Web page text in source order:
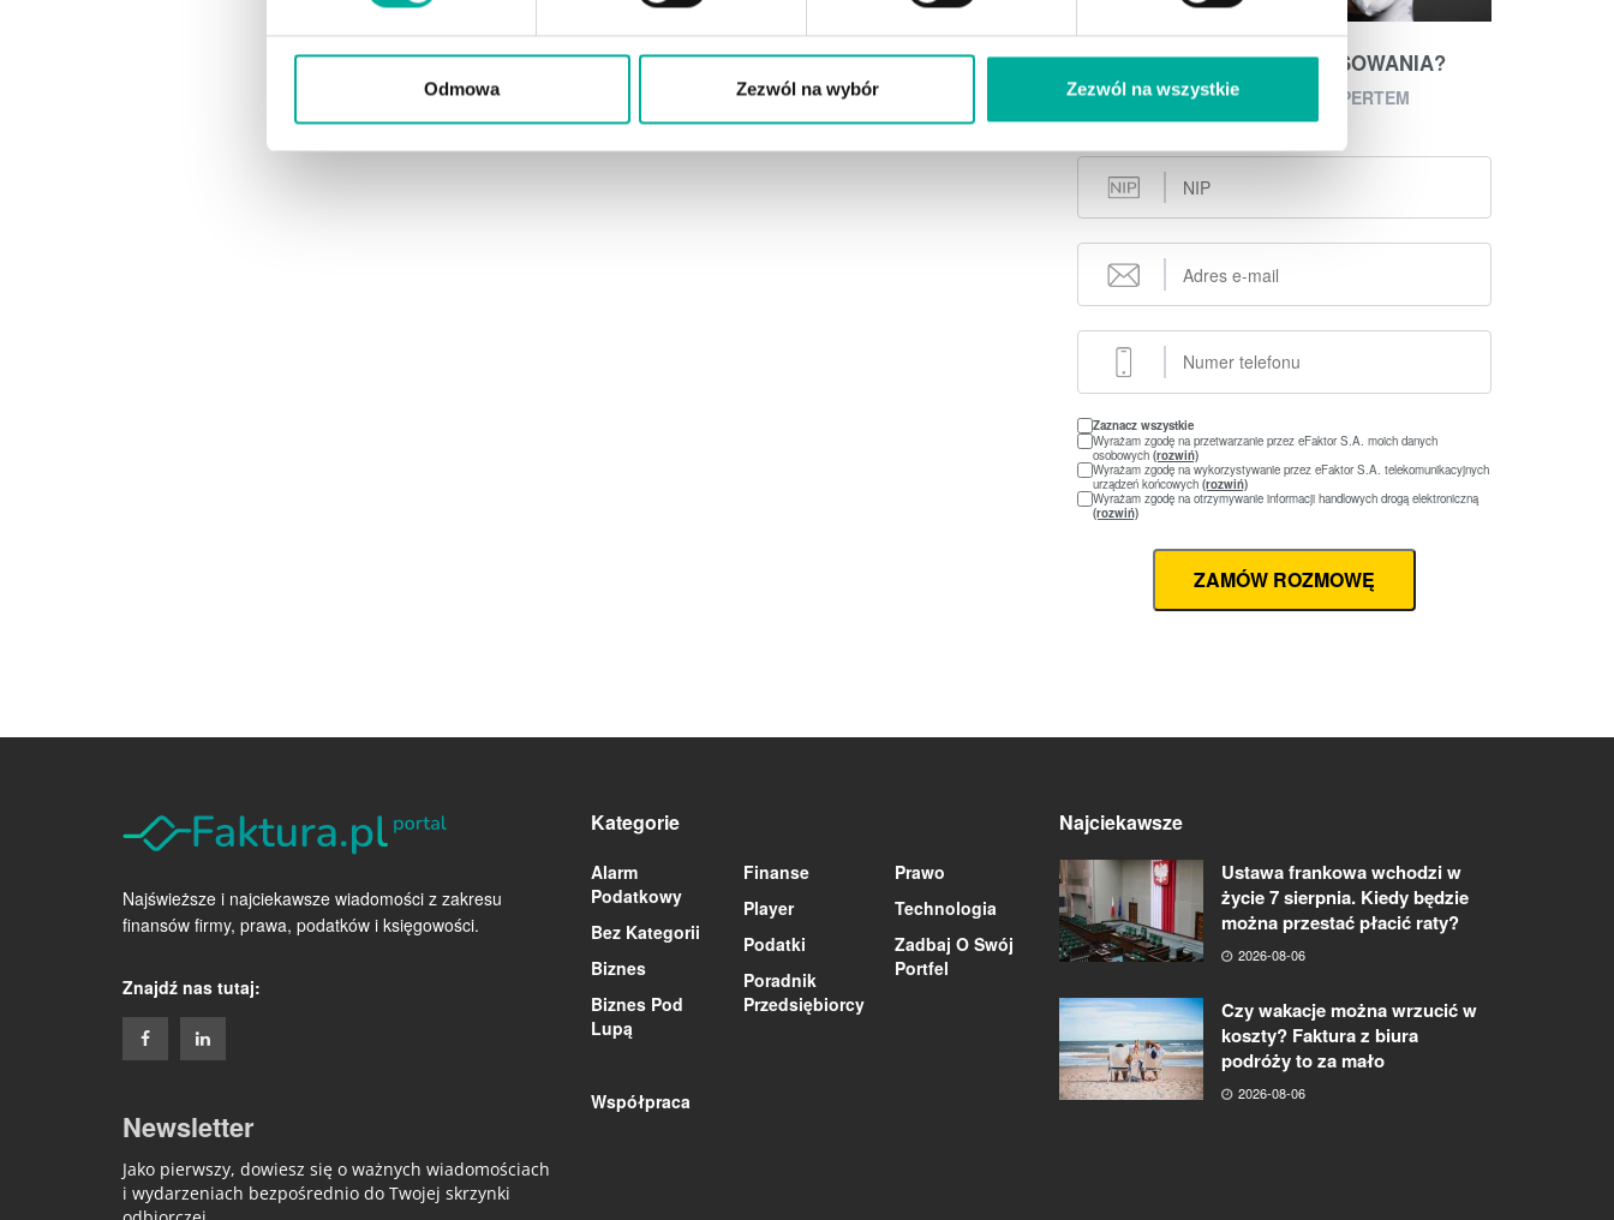
Odmowa Zezwól na wybór Zezwól na wszystkie
POSZUKUJESZ FINANSOWANIA?
POROZMAWIAJ Z EKSPERTEM
Z EFAKTOR!
Zaznacz wszystkie
Wyrażam zgodę na przetwarzanie przez eFaktor S.A. moich danych
osobowych (rozwiń)
Wyrażam zgodę na wykorzystywanie przez eFaktor S.A. telekomunikacyjnych
urządzeń końcowych (rozwiń)
Wyrażam zgodę na otrzymywanie informacji handlowych drogą elektroniczną
(rozwiń)
ZAMÓW ROZMOWĘ
Najświeższe i najciekawsze wiadomości z zakresu
finansów firmy, prawa, podatków i księgowości.
Znajdź nas tutaj:
Newsletter
Jako pierwszy, dowiesz się o ważnych wiadomościach
i wydarzeniach bezpośrednio do Twojej skrzynki
Kategorie
Alarm
Podatkowy
Bez Kategorii
Biznes
Biznes Pod
Lupą
Finanse
Player
Podatki
Poradnik
Przedsiębiorcy
Prawo
Technologia
Zadbaj O Swój
Portfel
Współpraca
Najciekawsze
Ustawa frankowa wchodzi w
życie 7 sierpnia. Kiedy będzie
można przestać płacić raty?
2026-08-06
Czy wakacje można wrzucić w
koszty? Faktura z biura
podróży to za mało
2026-08-06